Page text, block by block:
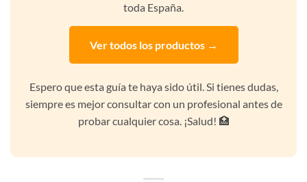
toda España.
Ver todos los productos →
Espero que esta guía te haya sido útil. Si tienes dudas,
siempre es mejor consultar con un profesional antes de
probar cualquier cosa. ¡Salud! 🏥